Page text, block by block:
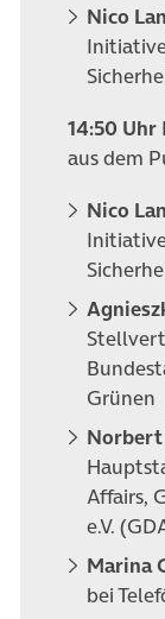
Nico
14:50 Uhr
aus dem
Nico
Grünen
Norbert
Affairs,
e.V.
Marina
bei